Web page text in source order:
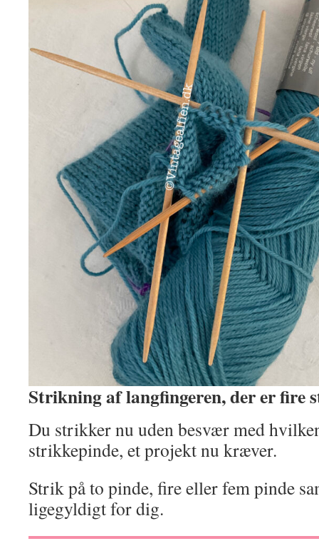
Strikning af langfingeren, der er fire
Du strikker nu uden besvær med
strikkepinde, et projekt nu kræver.
Strik på to pinde, fire eller fem pinde
ligegyldigt for dig.